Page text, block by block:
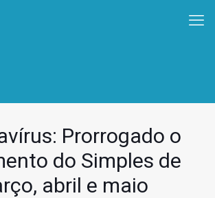
Prorrogado o
do Simples de
abril e maio